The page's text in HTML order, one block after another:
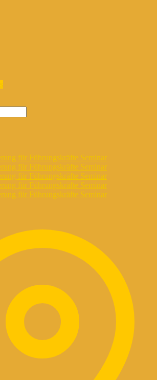
für Führungskräfte Seminar
für Führungskräfte Seminar
für Führungskräfte Seminar
für Führungskräfte Seminar
für Führungskräfte Seminar